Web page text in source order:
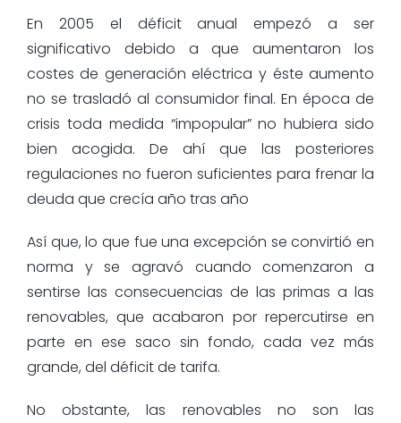
En 2005 el déficit anual empezó a ser
significativo debido a que aumentaron los
costes de generación eléctrica y éste aumento
no se trasladó al consumidor final. En época de
crisis toda medida “impopular” no hubiera sido
bien acogida. De ahí que las posteriores
regulaciones no fueron suficientes para frenar la
deuda que crecía año tras año
Así que, lo que fue una excepción se convirtió en
norma y se agravó cuando comenzaron a
sentirse las consecuencias de las primas a las
renovables, que acabaron por repercutirse en
parte en ese saco sin fondo, cada vez más
grande, del déficit de tarifa.
No obstante, las renovables no son las